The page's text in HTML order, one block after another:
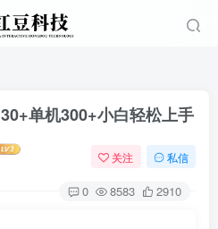
单机300+小白轻松上手
关注 私信
0 8583 2910